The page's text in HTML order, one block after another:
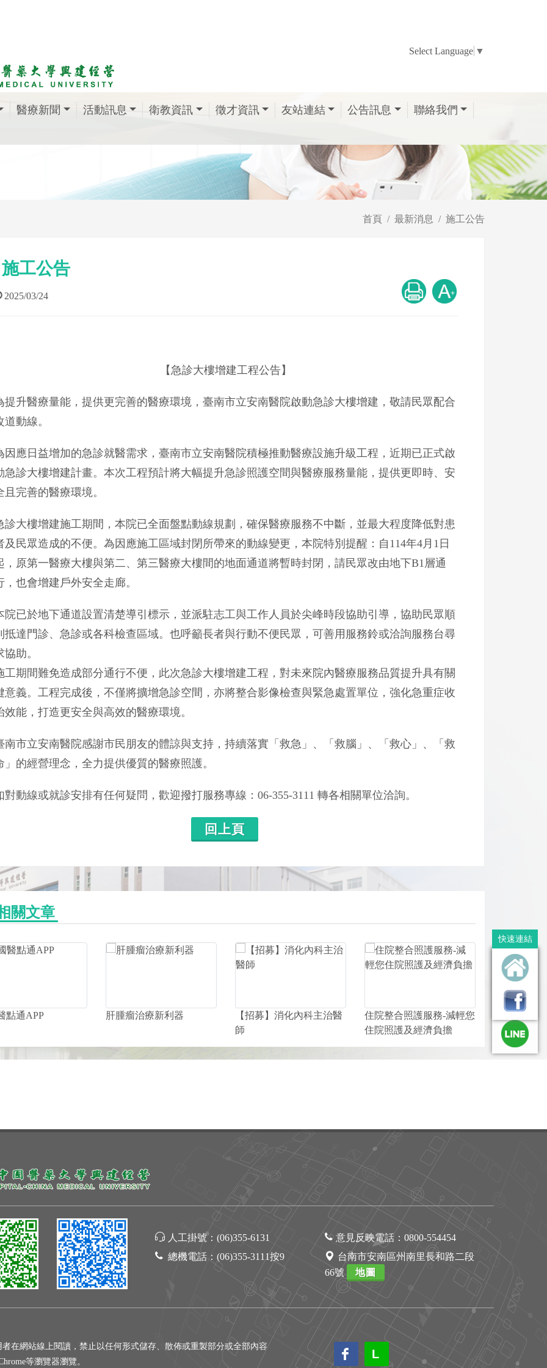
Select Language ▼
醫療新聞 活動訊息 衛教資訊 徵才資訊 友站連結 公告訊息 聯絡我們
首頁 最新消息 施工公告
施工公告
2025/03/24
文章分享
【急診大樓增建工程公告】
提升醫療量能，提供更完善的醫療環境，臺南市立安南醫院啟動急診大樓增建，敬請民眾配合
道動線。
因應日益增加的急診就醫需求，臺南市立安南醫院積極推動醫療設施升級工程，近期已正式啟
急診大樓增建計畫。本次工程預計將大幅提升急診照護空間與醫療服務量能，提供更即時、安
且完善的醫療環境。
診大樓增建施工期間，本院已全面盤點動線規劃，確保醫療服務不中斷，並最大程度降低對患
及民眾造成的不便。為因應施工區域封閉所帶來的動線變更，本院特別提醒：自114年4月1日
，原第一醫療大樓與第二、第三醫療大樓間的地面通道將暫時封閉，請民眾改由地下B1層通
，也會增建戶外安全走廊。
院已於地下通道設置清楚導引標示，並派駐志工與工作人員於尖峰時段協助引導，協助民眾順
抵達門診、急診或各科檢查區域。也呼籲長者與行動不便民眾，可善用服務鈴或洽詢服務台尋
協助。
工期間難免造成部分通行不便，此次急診大樓增建工程，對未來院內醫療服務品質提升具有關
意義。工程完成後，不僅將擴增急診空間，亦將整合影像檢查與緊急處置單位，強化急重症收
效能，打造更安全與高效的醫療環境。
南市立安南醫院感謝市民朋友的體諒與支持，持續落實「救急」、「救腦」、「救心」、「救
」的經營理念，全力提供優質的醫療照護。
對動線或就診安排有任何疑問，歡迎撥打服務專線：06-355-3111 轉各相關單位洽詢。
回上頁
關文章
點通APP 肝腫瘤治療新利器
【招募】消化內科主治醫
師
住院整合照護服務-減輕您
住院照護及經濟負擔
快速連結
人工掛號： (06)355-6131
總機電話： (06)355-3111按9
意見反映電話： 0800-554454
台南市安南區州南里長和路二段
66號
地圖
在網站線上閱讀，禁止以任何形式儲存、散佈或重製部分或全部內容
等瀏覽器瀏覽。
L